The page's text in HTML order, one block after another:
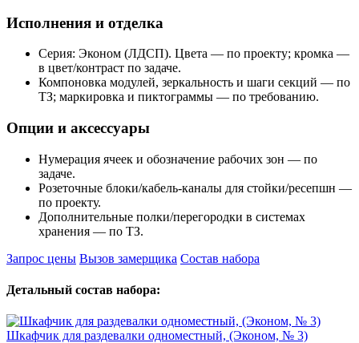
Исполнения и отделка
Серия: Эконом (ЛДСП). Цвета — по проекту; кромка —
в цвет/контраст по задаче.
Компоновка модулей, зеркальность и шаги секций — по
ТЗ; маркировка и пиктограммы — по требованию.
Опции и аксессуары
Нумерация ячеек и обозначение рабочих зон — по
задаче.
Розеточные блоки/кабель‑каналы для стойки/ресепшн —
по проекту.
Дополнительные полки/перегородки в системах
хранения — по ТЗ.
Запрос цены Вызов замерщика Состав набора
Детальный состав набора:
Шкафчик для раздевалки одноместный, (Эконом, № 3)